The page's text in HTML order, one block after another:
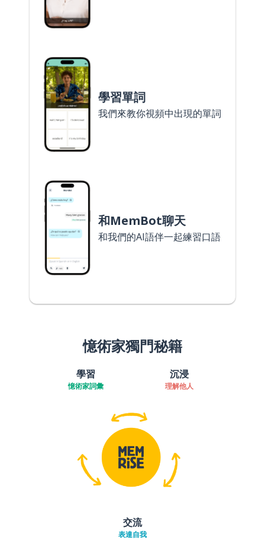
學習單詞
我們來教你視頻中出現的單詞
和MemBot聊天
和我們的AI語伴一起練習口語
憶術家獨門秘籍
學習
憶術家詞彙
沉浸
理解他人
交流
表達自我